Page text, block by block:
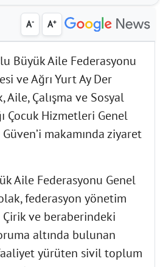
A- A+
Büyük Aile Federasyonu
ve Ağrı Yurt Ay Der
Aile, Çalışma ve Sosyal
Çocuk Hizmetleri Genel
makamında ziyaret
Aile Federasyonu Genel
federasyon yönetim
ve beraberindeki
altında bulunan
yürüten sivil toplum